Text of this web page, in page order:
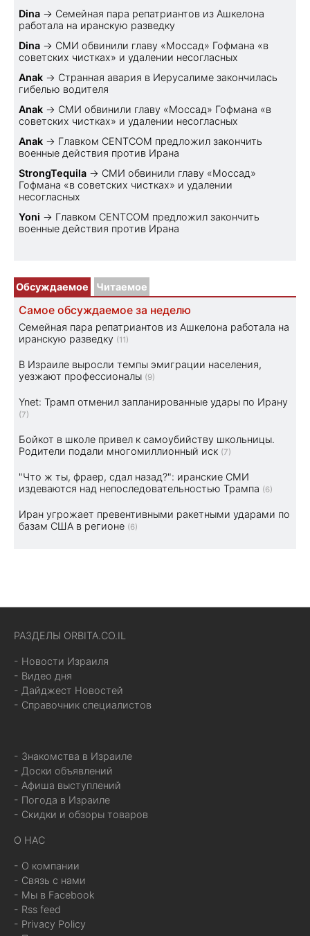
Dina → Семейная пара репатриантов из Ашкелона
работала на иранскую разведку
Dina → СМИ обвинили главу «Моссад» Гофмана «в
советских чистках» и удалении несогласных
Anak → Странная авария в Иерусалиме закончилась
гибелью водителя
Anak → СМИ обвинили главу «Моссад» Гофмана «в
советских чистках» и удалении несогласных
Anak → Главком CENTCOM предложил закончить
военные действия против Ирана
StrongTequila → СМИ обвинили главу «Моссад»
Гофмана «в советских чистках» и удалении
несогласных
Yoni → Главком CENTCOM предложил закончить
военные действия против Ирана
Обсуждаемое Читаемое
Самое обсуждаемое за неделю
Семейная пара репатриантов из Ашкелона работала на
иранскую разведку (11)
В Израиле выросли темпы эмиграции населения,
уезжают профессионалы (9)
Ynet: Трамп отменил запланированные удары по Ирану
(7)
Бойкот в школе привел к самоубийству школьницы.
Родители подали многомиллионный иск (7)
"Что ж ты, фраер, сдал назад?": иранские СМИ
издеваются над непоследовательностью Трампа (6)
Иран угрожает превентивными ракетными ударами по
базам США в регионе (6)
РАЗДЕЛЫ ORBITA.CO.IL
- Новости Израиля
- Видео дня
- Дайджест Новостей
- Справочник специалистов
- Знакомства в Израиле
- Доски объявлений
- Афиша выступлений
- Погода в Израиле
- Скидки и обзоры товаров
О НАС
- О компании
- Связь с нами
- Мы в Facebook
- Rss feed
- Privacy Policy